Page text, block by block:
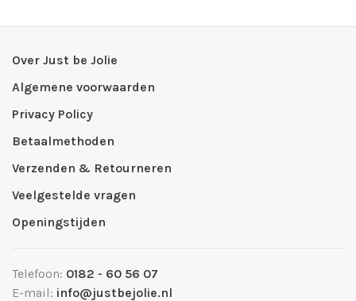
Over Just be Jolie
Algemene voorwaarden
Privacy Policy
Betaalmethoden
Verzenden & Retourneren
Veelgestelde vragen
Openingstijden
Telefoon: 0182 - 60 56 07
E-mail: info@justbejolie.nl